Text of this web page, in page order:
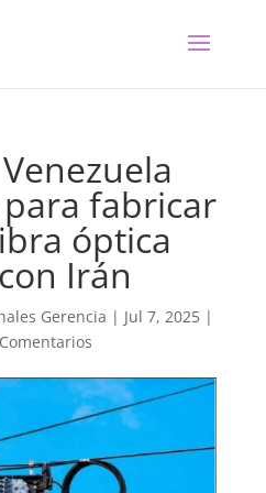
fabricar
óptica
Irán
Gerencia | Jul 7, 2025|